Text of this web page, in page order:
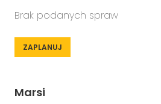
Brak podanych spraw
ZAPLANUJ
Marsi